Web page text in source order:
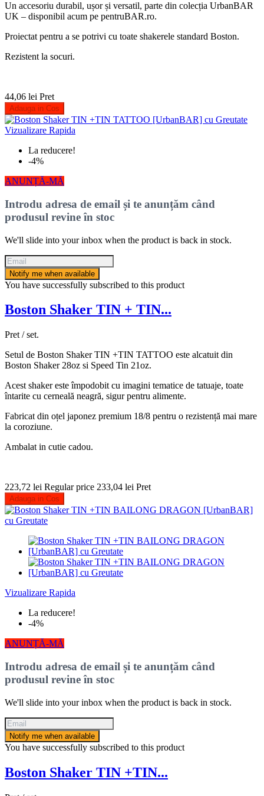
Un accesoriu durabil, ușor și versatil, parte din colecția UrbanBAR
UK – disponibil acum pe pentruBAR.ro.
Proiectat pentru a se potrivi cu toate shakerele standard Boston.
Rezistent la socuri.
44,06 lei Pret
Adauga in Cos
Vizualizare Rapida
La reducere!
-4%
ANUNȚĂ-MĂ
Introdu adresa de email și te anunțăm când
produsul revine în stoc
We'll slide into your inbox when the product is back in stock.
Notify me when available
You have successfully subscribed to this product
Boston Shaker TIN + TIN...
Pret / set.
Setul de Boston Shaker TIN +TIN TATTOO este alcatuit din
Boston Shaker 28oz si Speed Tin 21oz.
Acest shaker este împodobit cu imagini tematice de tatuaje, toate
întarite cu cerneală neagră, sigur pentru alimente.
Fabricat din oțel japonez premium 18/8 pentru o rezistență mai mare
la coroziune.
Ambalat in cutie cadou.
223,72 lei Regular price 233,04 lei Pret
Adauga in Cos
Vizualizare Rapida
La reducere!
-4%
ANUNȚĂ-MĂ
Introdu adresa de email și te anunțăm când
produsul revine în stoc
We'll slide into your inbox when the product is back in stock.
Notify me when available
You have successfully subscribed to this product
Boston Shaker TIN +TIN...